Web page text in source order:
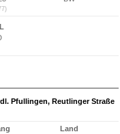
Pfullingen, Reutlinger Straße
Land